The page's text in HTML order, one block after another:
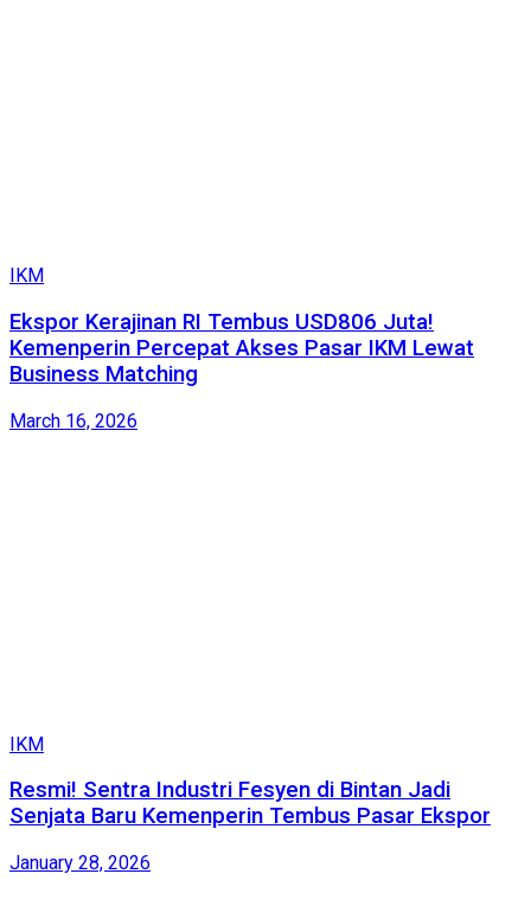
IKM
Ekspor Kerajinan RI Tembus USD806 Juta!
Kemenperin Percepat Akses Pasar IKM Lewat
Business Matching
March 16, 2026
IKM
Resmi! Sentra Industri Fesyen di Bintan Jadi
Senjata Baru Kemenperin Tembus Pasar Ekspor
January 28, 2026